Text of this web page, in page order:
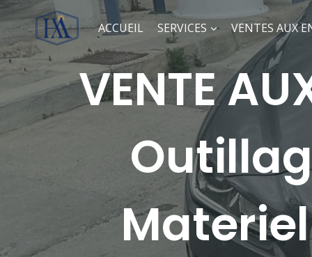
ACCUEIL SERVICES VENTES AUX
VENTE